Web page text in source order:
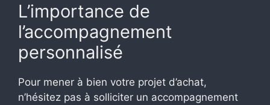
L’importance de
l’accompagnement
personnalisé
Pour mener à bien votre projet d’achat,
n’hésitez pas à solliciter un accompagnement